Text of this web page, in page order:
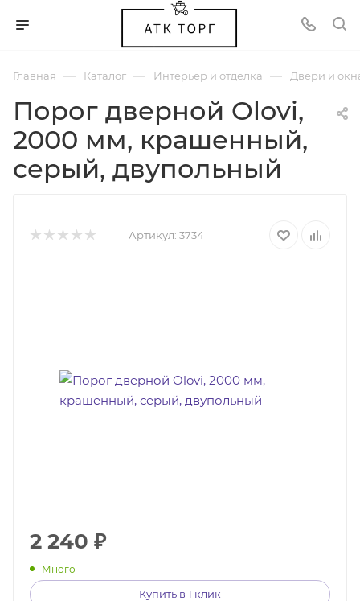
Главная — Каталог — Интерьер и отделка — Двери и
Порог дверной Olovi,
2000 мм, крашенный,
серый, двупольный
Артикул: 3734
2 240 ₽
Много
Купить в 1 клик